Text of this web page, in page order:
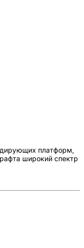
платформ,
широкий спектр